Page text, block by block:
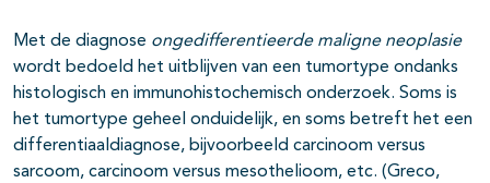
Met de diagnose ongedifferentieerde maligne neoplasie
wordt bedoeld het uitblijven van een tumortype ondanks
histologisch en immunohistochemisch onderzoek. Soms is
het tumortype geheel onduidelijk, en soms betreft het een
differentiaaldiagnose, bijvoorbeeld carcinoom versus
sarcoom, carcinoom versus mesothelioom, etc. (Greco,